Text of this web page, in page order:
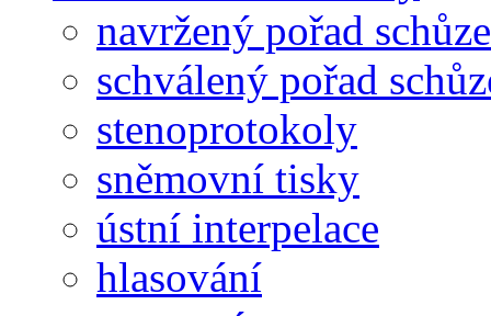
navržený pořad schůze
schválený pořad
stenoprotokoly
sněmovní tisky
ústní interpelace
hlasování